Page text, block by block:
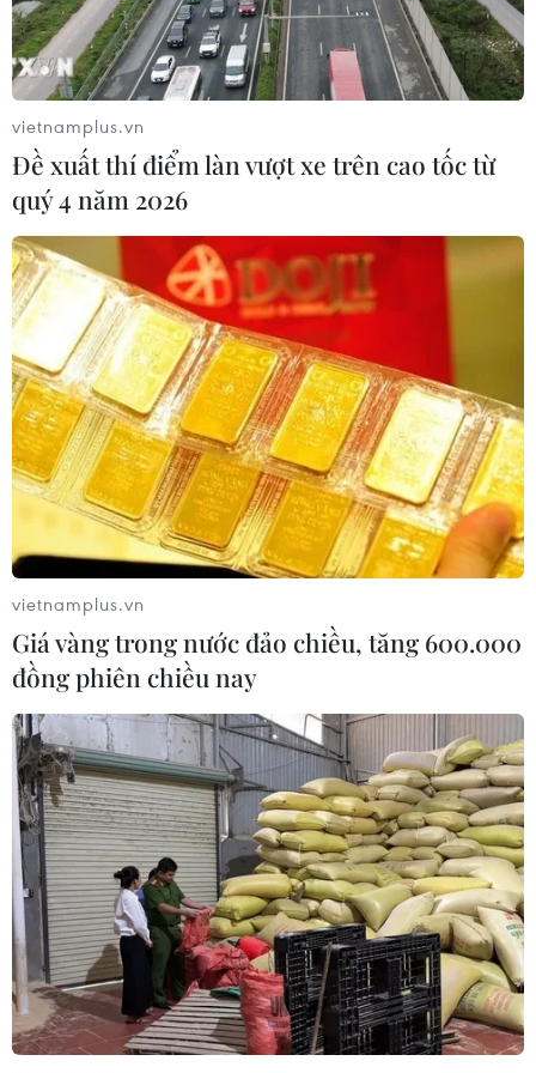
Hà Nội yêu cầu xử lý nghiêm tình trạng
"chống trượt" về đào tạo lái xe
08/08/2018 14:49
Giám đốc Sở Giao thông Vận tải Hà Nội yêu cầu kiểm
tra, đề xuất xử lý nghiêm các vi phạm (nếu có) tình
trạng "chống trượt" trong đào tạo bằng lái xe tại một số
trung tâm đào tạo.
Sử dụng điện thoại khi thi lái xe: Hủy kết
quả, cấm dự sát hạch 5 năm
15/02/2019 03:36
vietnamplus.vn
Đề xuất thí điểm làn vượt xe trên cao tốc từ
quý 4 năm 2026
vietnamplus.vn
Giá vàng trong nước đảo chiều, tăng 600.000
đồng phiên chiều nay